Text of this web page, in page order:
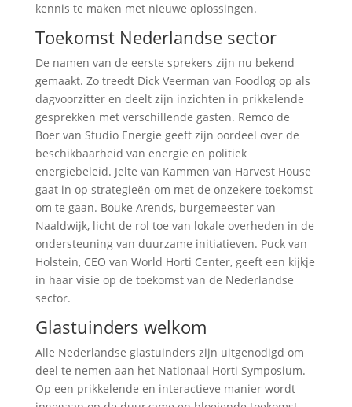
kennis te maken met nieuwe oplossingen.
Toekomst Nederlandse sector
De namen van de eerste sprekers zijn nu bekend
gemaakt. Zo treedt Dick Veerman van Foodlog op als
dagvoorzitter en deelt zijn inzichten in prikkelende
gesprekken met verschillende gasten. Remco de
Boer van Studio Energie geeft zijn oordeel over de
beschikbaarheid van energie en politiek
energiebeleid. Jelte van Kammen van Harvest House
gaat in op strategieën om met de onzekere toekomst
om te gaan. Bouke Arends, burgemeester van
Naaldwijk, licht de rol toe van lokale overheden in de
ondersteuning van duurzame initiatieven. Puck van
Holstein, CEO van World Horti Center, geeft een kijkje
in haar visie op de toekomst van de Nederlandse
sector.
Glastuinders welkom
Alle Nederlandse glastuinders zijn uitgenodigd om
deel te nemen aan het Nationaal Horti Symposium.
Op een prikkelende en interactieve manier wordt